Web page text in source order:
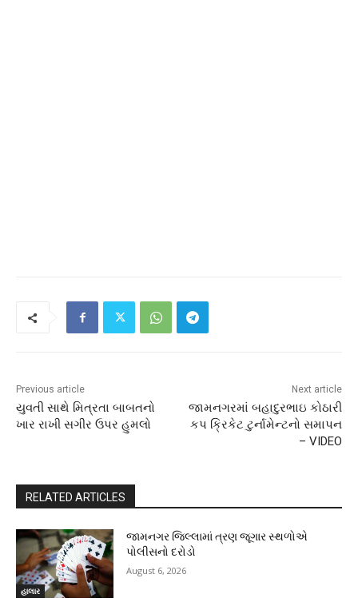
Previous article
યુવતી સાથે મિત્રતા બાબતનો
ખાર રાખી સગીર ઉપર હુમલો
Next article
જામનગરમાં બહાદુરભાઇ કોઠારી
કપ ક્રિકેટ ટુર્નામેન્ટનો સમાપન
– VIDEO
RELATED ARTICLES
હાલાર
જામનગર જિલ્લામાં ત્રણ જૂગાર સ્થળોએ
પોલીસનો દરોડો
August 6, 2026